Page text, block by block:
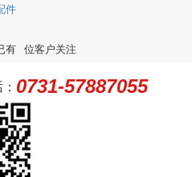
件
有 位客户关注
0731-57887055